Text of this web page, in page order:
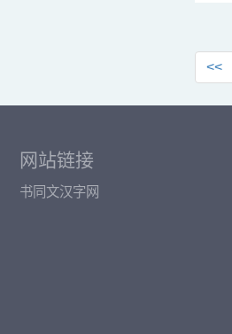
<<
网站链接
书同文汉字网